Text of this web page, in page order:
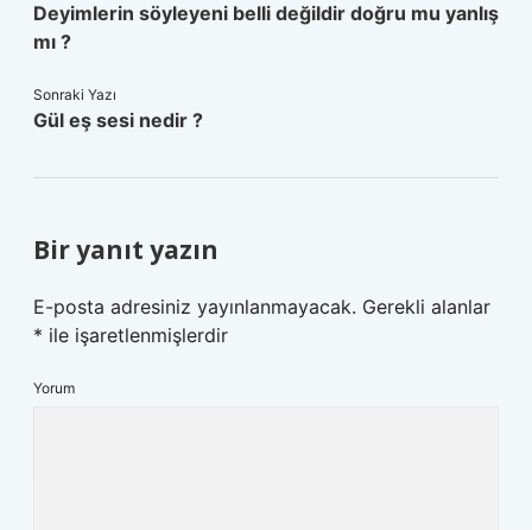
Deyimlerin söyleyeni belli değildir doğru mu yanlış
mı ?
Sonraki Yazı
Gül eş sesi nedir ?
Bir yanıt yazın
E-posta adresiniz yayınlanmayacak. Gerekli alanlar
* ile işaretlenmişlerdir
Yorum